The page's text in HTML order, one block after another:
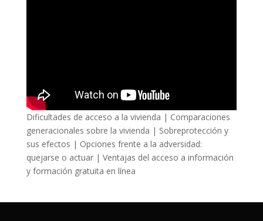
Dificultades de acceso a la vivienda | Comparaciones
generacionales sobre la vivienda | Sobreprotección y
sus efectos | Opciones frente a la adversidad:
quejarse o actuar | Ventajas del acceso a información
y formación gratuita en línea